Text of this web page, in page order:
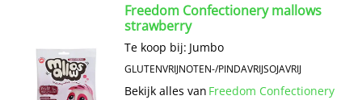
Freedom Confectionery mallows
strawberry
Te koop bij: Jumbo
GLUTENVRIJNOTEN-/PINDAVRIJSOJAVRIJ
Bekijk alles van Freedom Confectionery